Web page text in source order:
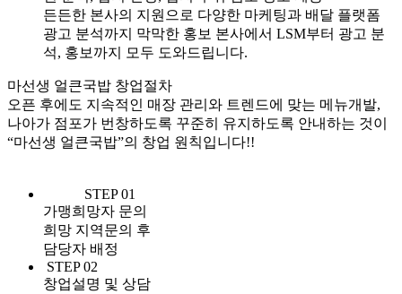
든든한 본사의 지원으로 다양한 마케팅과 배달 플랫폼
광고 분석까지 막막한 홍보 본사에서 LSM부터 광고 분
석, 홍보까지 모두 도와드립니다.
마선생 얼큰국밥 창업절차
오픈 후에도 지속적인 매장 관리와 트렌드에 맞는 메뉴개발,
나아가 점포가 번창하도록 꾸준히 유지하도록 안내하는 것이
“마선생 얼큰국밥”의 창업 원칙입니다!!
STEP 01
가맹희망자 문의
희망 지역문의 후
담당자 배정
STEP 02
창업설명 및 상담